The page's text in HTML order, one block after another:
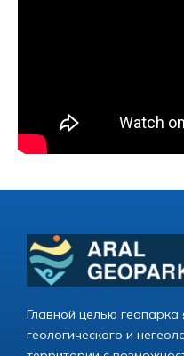
Главной целью геопарка
геологического и